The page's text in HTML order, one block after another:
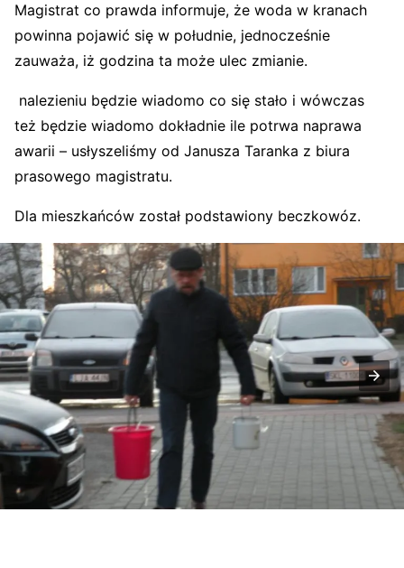
Magistrat co prawda informuje, że woda w kranach
powinna pojawić się w południe, jednocześnie
zauważa, iż godzina ta może ulec zmianie.
nalezieniu będzie wiadomo co się stało i wówczas
też będzie wiadomo dokładnie ile potrwa naprawa
awarii – usłyszeliśmy od Janusza Taranka z biura
prasowego magistratu.
Dla mieszkańców został podstawiony beczkowóz.